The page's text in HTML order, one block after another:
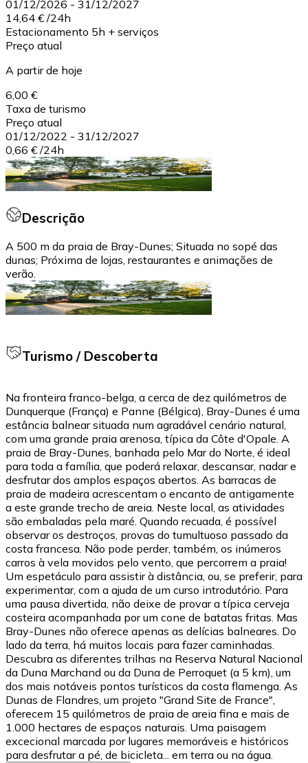
01/12/2026 - 31/12/2027
14,64 € /24h
Estacionamento 5h + serviços
Preço atual
A partir de hoje
6,00 €
Taxa de turismo
Preço atual
01/12/2022 - 31/12/2027
0,66 € /24h
Descrição
A 500 m da praia de Bray-Dunes; Situada no sopé das
dunas; Próxima de lojas, restaurantes e animações de
verão.
Turismo / Descoberta
Na fronteira franco-belga, a cerca de dez quilómetros de
Dunquerque (França) e Panne (Bélgica), Bray-Dunes é uma
estância balnear situada num agradável cenário natural,
com uma grande praia arenosa, típica da Côte d'Opale. A
praia de Bray-Dunes, banhada pelo Mar do Norte, é ideal
para toda a família, que poderá relaxar, descansar, nadar e
desfrutar dos amplos espaços abertos. As barracas de
praia de madeira acrescentam o encanto de antigamente
a este grande trecho de areia. Neste local, as atividades
são embaladas pela maré. Quando recuada, é possível
observar os destroços, provas do tumultuoso passado da
costa francesa. Não pode perder, também, os inúmeros
carros à vela movidos pelo vento, que percorrem a praia!
Um espetáculo para assistir à distância, ou, se preferir, para
experimentar, com a ajuda de um curso introdutório. Para
uma pausa divertida, não deixe de provar a típica cerveja
costeira acompanhada por um cone de batatas fritas. Mas
Bray-Dunes não oferece apenas as delícias balneares. Do
lado da terra, há muitos locais para fazer caminhadas.
Descubra as diferentes trilhas na Reserva Natural Nacional
da Duna Marchand ou da Duna de Perroquet (a 5 km), um
dos mais notáveis pontos turísticos da costa flamenga. As
Dunas de Flandres, um projeto "Grand Site de France",
oferecem 15 quilómetros de praia de areia fina e mais de
1.000 hectares de espaços naturais. Uma paisagem
excecional marcada por lugares memoráveis e históricos
para desfrutar a pé, de bicicleta... em terra ou na água.